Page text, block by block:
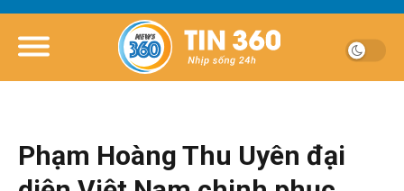
Phạm Hoàng Thu Uyên đại